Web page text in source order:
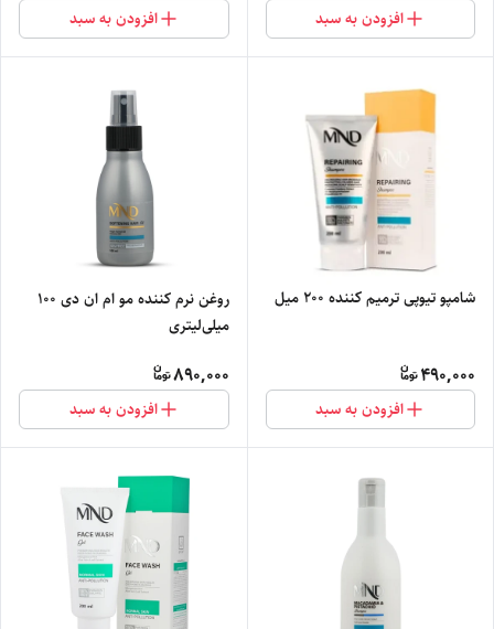
افزودن به سبد افزودن به سبد
شامپو تیوپی ترمیم کننده 200 میل
490,000
افزودن به سبد
روغن نرم کننده مو ام ان دی 100
میلی‌لیتری
890,000
افزودن به سبد